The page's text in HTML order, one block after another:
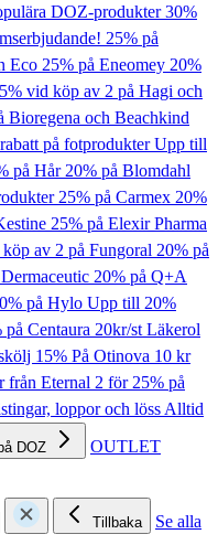
DOZ-produkter30%
25% på
Eco 25% på Eneomey 20%
vid köp av 2 på Hagi och
Bioregena och Beachkind
på fotprodukterUpp till
på Hår20% på Blomdahl
25% på Carmex 20%
25% på Elexir Pharma
av 2 på Fungoral 20% på
20% på Q+A
på Hylo Upp till 20%
på Centaura 20kr/st Läkerol
15% På Otinova 10 kr
från Eternal 2 för 25% på
loppor och lössAlltid
DOZ OUTLET
Tillbaka
Se alla